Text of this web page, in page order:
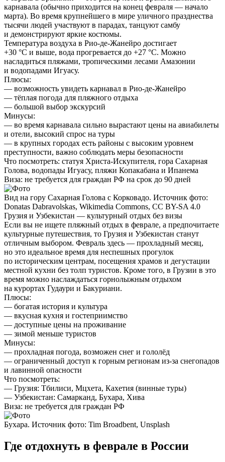
карнавала (обычно приходится на конец февраля — начало
марта). Во время крупнейшего в мире уличного празднества
тысячи людей участвуют в парадах, танцуют самбу
и демонстрируют яркие костюмы.
Температура воздуха в Рио-де-Жанейро достигает
+30 °C и выше, вода прогревается до +27 °C. Можно
насладиться пляжами, тропическими лесами Амазонии
и водопадами Игуасу.
Плюсы:
— возможность увидеть карнавал в Рио-де-Жанейро
— тёплая погода для пляжного отдыха
— большой выбор экскурсий
Минусы:
— во время карнавала сильно вырастают цены на авиабилеты
и отели, высокий спрос на туры
— в крупных городах есть районы с высоким уровнем
преступности, важно соблюдать меры безопасности
Что посмотреть: статуя Христа-Искупителя, гора Сахарная
Голова, водопады Игуасу, пляжи Копакабана и Ипанема
Виза: не требуется для граждан РФ на срок до 90 дней
Вид на гору Сахарная Голова с Корковадо. Источник фото:
Donatas Dabravolskas, Wikimedia Commons, CC BY-SA 4.0
Грузия и Узбекистан — культурный отдых без визы
Если вы не ищете пляжный отдых в феврале, а предпочитаете
культурные путешествия, то Грузия и Узбекистан станут
отличным выбором. Февраль здесь — прохладный месяц,
но это идеальное время для неспешных прогулок
по историческим центрам, посещения храмов и дегустации
местной кухни без толп туристов. Кроме того, в Грузии в это
время можно наслаждаться горнолыжным отдыхом
на курортах Гудаури и Бакуриани.
Плюсы:
— богатая история и культура
— вкусная кухня и гостеприимство
— доступные цены на проживание
— зимой меньше туристов
Минусы:
— прохладная погода, возможен снег и гололёд
— ограниченный доступ к горным регионам из-за снегопадов
и лавинной опасности
Что посмотреть:
— Грузия: Тбилиси, Мцхета, Кахетия (винные туры)
— Узбекистан: Самарканд, Бухара, Хива
Виза: не требуется для граждан РФ
Бухара. Источник фото: Tim Broadbent, Unsplash
Где отдохнуть в феврале в России